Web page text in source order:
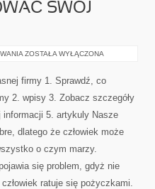
SWÓJ
CO
ROZREKLAMOWAĆ
SWÓJ
Z
ZOSTAŁA WYŁĄCZONA
firmy 1. Sprawdź, co
2. wpisy 3. Zobacz szczegóły
informacji 5. artykuly Nasze
dlatego że człowiek może
o czym marzy.
się problem, gdyż nie
ratuje się pożyczkami.